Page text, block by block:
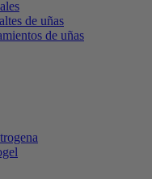
de uñas
de uñas